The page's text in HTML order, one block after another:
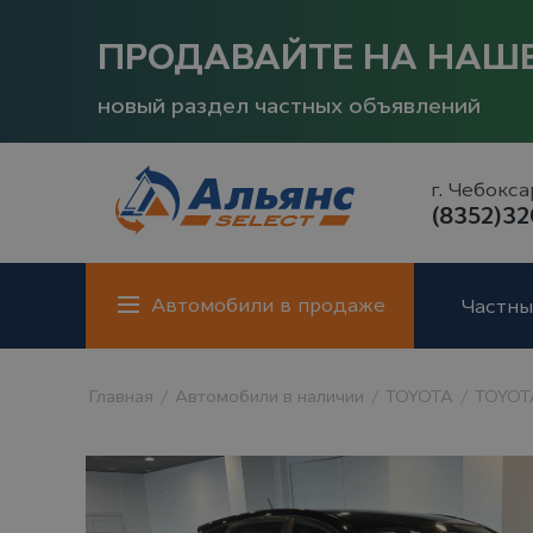
ПРОДАВАЙТЕ НА
новый раздел частных объявлений
г.
Автомобили в продаже
Главная Автомобили в наличии TOYOTA